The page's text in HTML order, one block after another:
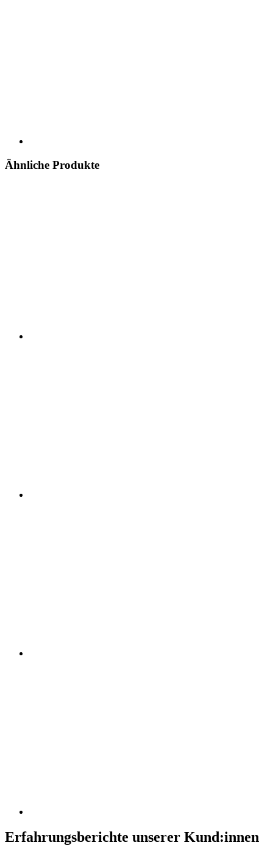
Ähnliche Produkte
Erfahrungsberichte unserer Kund:innen